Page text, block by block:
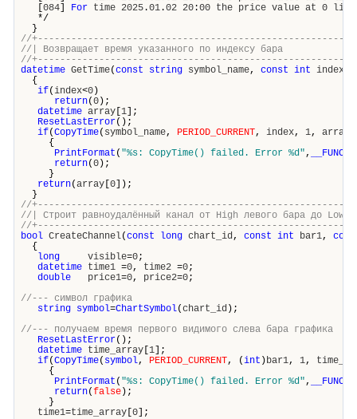
084 For time 2025.01.02 20:00 the price value at 0
line
*/
}
//
//| Возвращает время указанного по
//
datetime GetTime(const string symbol_name, const int index
{
if(index<0 )
return(0 );
datetime array 1 ];
ResetLastError();
if(CopyTime( symbol_name, PERIOD_CURRENT, index, 1, array
{
PrintFormat ( "%s: CopyTime() failed. Error %d",
return(0 );
}
return(array 0 ]);
}
//
//| Строит равноудалённый канал от High левого бара до
//
bool CreateChannel(const long chart_id, const int bar1,
{
long
visible=0;
datetime time1 =0, time2 =0;
double
price1=0, price2=0;
//--- символ графика
string symbol=ChartSymbol(chart_id );
//--- получаем время первого видимого слева бара графика
ResetLastError();
datetime time_array 1 ];
if(CopyTime( symbol, PERIOD_CURRENT, (int )bar1, 1,
{
PrintFormat ( "%s: CopyTime() failed. Error %d",
return(false );
}
time1=time_array 0 ];